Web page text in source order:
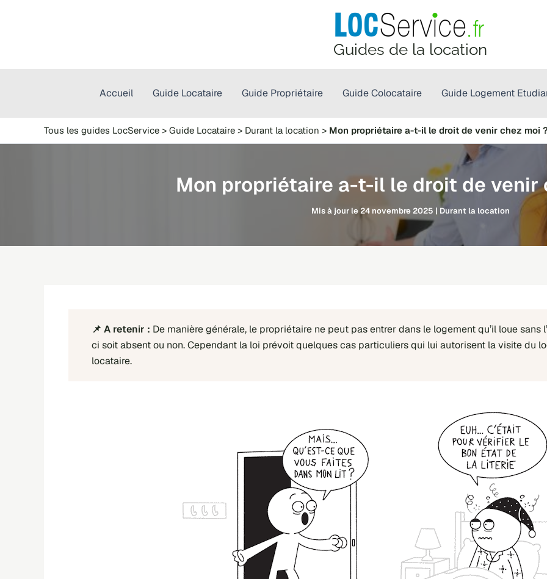
Guides de la location
Accueil Guide Locataire Guide Propriétaire Guide Colocataire Guide Logement
Tous les guides LocService > Guide Locataire > Durant la location > Mon propriétaire a-t-il le droit de venir chez moi
Mon propriétaire a-t-il le droit de venir
24 novembre 2025 | Durant la location
De manière générale, le propriétaire ne peut pas entrer dans le logement qu’il loue
ci soit absent ou non. Cependant la loi prévoit quelques cas particuliers qui lui autorisent la visite du
locataire.